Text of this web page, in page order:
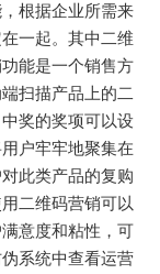
根据企业所需来
一起。其中二维
能是一个销售方
扫描产品上的二
奖的奖项可以设
户牢牢地聚集在
此类产品的复购
二维码营销可以
意度和粘性，可
系统中查看运营